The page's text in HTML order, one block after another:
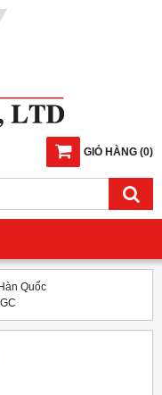
GIỎ HÀNG (0)
Quốc